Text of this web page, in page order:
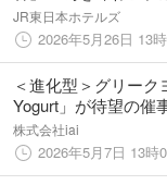
「四季彩コース」
JR東日本ホテルズ
2026年5月26日 13
＜進化型＞グリー
Yogurt」が待望の催
勢丹新宿店の2箇所
株式会社iai
2026年5月7日 13時